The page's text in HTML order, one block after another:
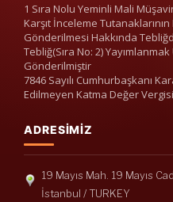
1 Sıra Nolu Yeminli Mali
Karşıt İnceleme
Gönderilmesi Hakkında
Tebliğ(Sıra No: 2)
Gönderilmiştir
7846 Sayılı Cumhurbaşkanı
Edilmeyen Katma Değer
ADRESIMIZ
19 Mayıs Mah. 19 Mayıs
İstanbul / TURKEY